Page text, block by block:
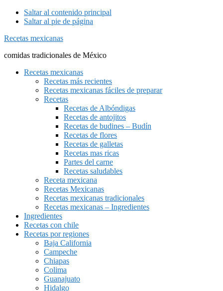
Saltar al contenido principal
Saltar al pie de página
Recetas mexicanas
comidas tradicionales de México
Recetas mexicanas
Recetas más recientes
Recetas mexicanas fáciles de preparar
Recetas
Recetas de Albóndigas
Recetas de antojitos
Recetas de budines – Budín
Recetas de flores
Recetas de galletas
Recetas mas ricas
Partes del carne
Recetas saludables
Receta mexicana
Recetas Mexicanas
Recetas mexicanas tradicionales
Recetas mexicanas – Ingredientes
Ingredientes
Recetas con chile
Recetas por regiones
Baja California
Campeche
Chiapas
Colima
Guanajuato
Hidalgo